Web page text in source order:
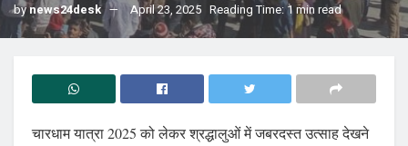
bynews24desk April 23, 2025 Reading Time: 1 min read
चारधाम यात्रा 2025 को लेकर श्रद्धालुओं में जबरदस्त उत्साह देखने